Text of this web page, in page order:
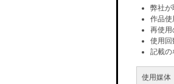
弊社が
作品使
再使用
使用回
記載の
使用媒体